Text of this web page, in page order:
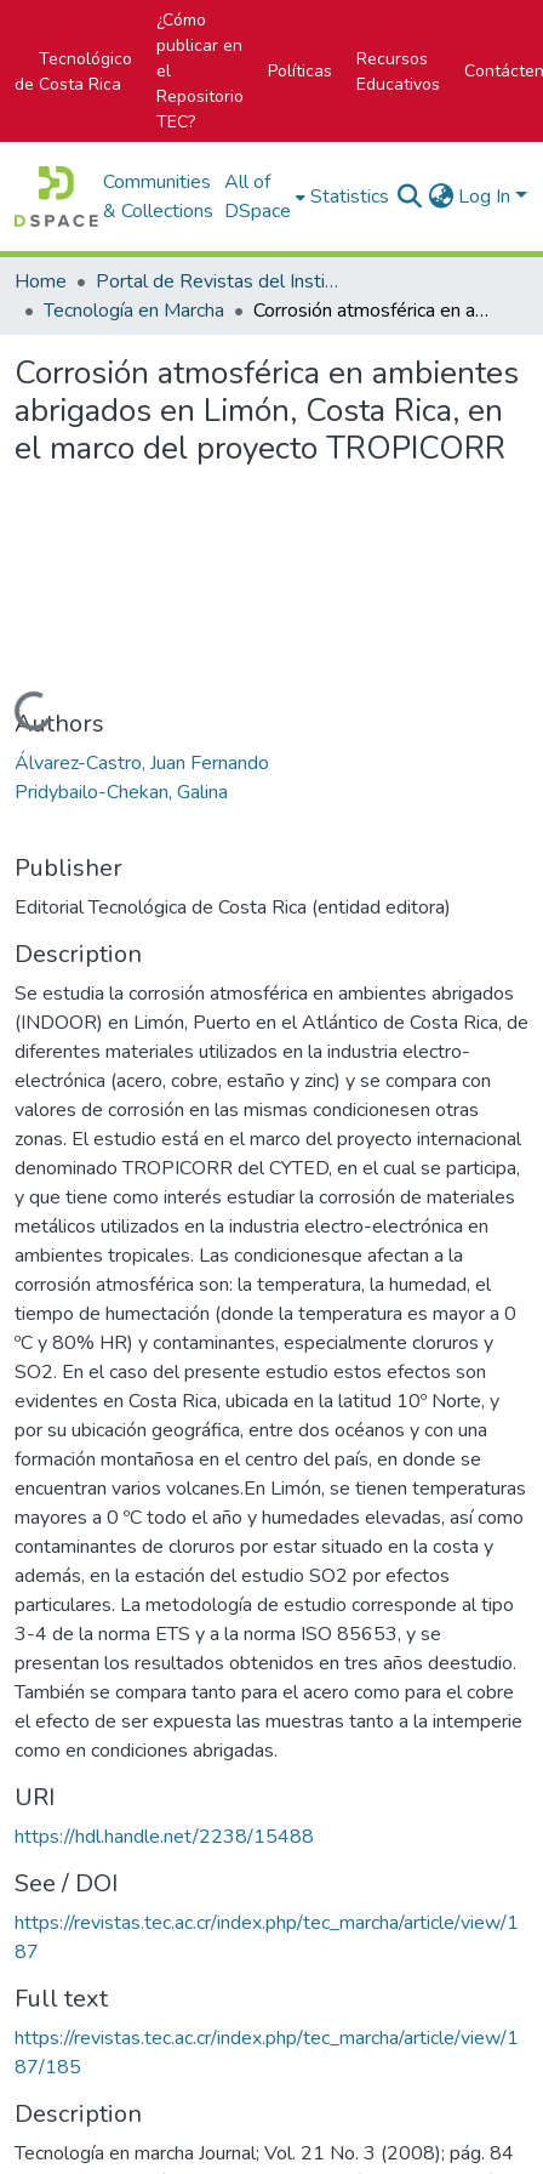
Tecnológico
de Costa Rica
¿Cómo
publicar en
el
Repositorio
TEC?
Políticas
Recursos
Educativos
Communities
& Collections
All of
DSpace
Statistics Log In
Home
Portal de Revistas del Instituto Tecnológico de Costa Rica
Tecnología en Marcha
Corrosión atmosférica en ambientes abrigados en Limón, Costa Rica, en el marco del proyecto TROPICORR
Corrosión atmosférica en ambientes
abrigados en Limón, Costa Rica, en
el marco del proyecto TROPICORR
Loading...
Authors
Álvarez-Castro, Juan Fernando
Pridybailo-Chekan, Galina
Publisher
Editorial Tecnológica de Costa Rica (entidad editora)
Description
Se estudia la corrosión atmosférica en ambientes abrigados
(INDOOR) en Limón, Puerto en el Atlántico de Costa Rica, de
diferentes materiales utilizados en la industria electro-
electrónica (acero, cobre, estaño y zinc) y se compara con
valores de corrosión en las mismas condicionesen otras
zonas. El estudio está en el marco del proyecto internacional
denominado TROPICORR del CYTED, en el cual se participa,
y que tiene como interés estudiar la corrosión de materiales
metálicos utilizados en la industria electro-electrónica en
ambientes tropicales. Las condicionesque afectan a la
corrosión atmosférica son: la temperatura, la humedad, el
tiempo de humectación (donde la temperatura es mayor a 0
ºC y 80% HR) y contaminantes, especialmente cloruros y
SO2. En el caso del presente estudio estos efectos son
evidentes en Costa Rica, ubicada en la latitud 10º Norte, y
por su ubicación geográfica, entre dos océanos y con una
formación montañosa en el centro del país, en donde se
encuentran varios volcanes.En Limón, se tienen temperaturas
mayores a 0 ºC todo el año y humedades elevadas, así como
contaminantes de cloruros por estar situado en la costa y
además, en la estación del estudio SO2 por efectos
particulares. La metodología de estudio corresponde al tipo
3-4 de la norma ETS y a la norma ISO 85653, y se
presentan los resultados obtenidos en tres años deestudio.
También se compara tanto para el acero como para el cobre
el efecto de ser expuesta las muestras tanto a la intemperie
como en condiciones abrigadas.
URI
https://hdl.handle.net/2238/15488
See / DOI
https://revistas.tec.ac.cr/index.php/tec_marcha/article/view/1
87
Full text
https://revistas.tec.ac.cr/index.php/tec_marcha/article/view/1
87/185
Description
Tecnología en marcha Journal; Vol. 21 No. 3 (2008); pág. 84